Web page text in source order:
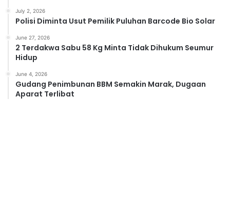
July 2, 2026
Polisi Diminta Usut Pemilik Puluhan Barcode Bio Solar
June 27, 2026
2 Terdakwa Sabu 58 Kg Minta Tidak Dihukum Seumur
Hidup
June 4, 2026
Gudang Penimbunan BBM Semakin Marak, Dugaan
Aparat Terlibat